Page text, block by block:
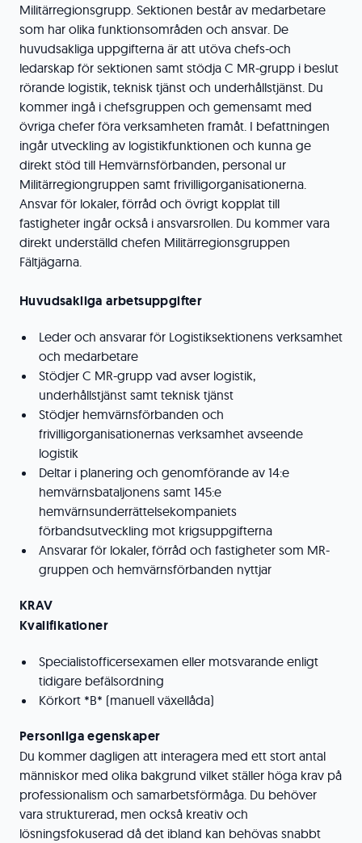
Militärregionsgrupp. Sektionen består av medarbetare
som har olika funktionsområden och ansvar. De
huvudsakliga uppgifterna är att utöva chefs-och
ledarskap för sektionen samt stödja C MR-grupp i beslut
rörande logistik, teknisk tjänst och underhållstjänst. Du
kommer ingå i chefsgruppen och gemensamt med
övriga chefer föra verksamheten framåt. I befattningen
ingår utveckling av logistikfunktionen och kunna ge
direkt stöd till Hemvärnsförbanden, personal ur
Militärregiongruppen samt frivilligorganisationerna.
Ansvar för lokaler, förråd och övrigt kopplat till
fastigheter ingår också i ansvarsrollen. Du kommer vara
direkt underställd chefen Militärregionsgruppen
Fältjägarna.
Huvudsakliga arbetsuppgifter
Leder och ansvarar för Logistiksektionens verksamhet
och medarbetare
Stödjer C MR-grupp vad avser logistik,
underhållstjänst samt teknisk tjänst
Stödjer hemvärnsförbanden och
frivilligorganisationernas verksamhet avseende
logistik
Deltar i planering och genomförande av 14:e
hemvärnsbataljonens samt 145:e
hemvärnsunderrättelsekompaniets
förbandsutveckling mot krigsuppgifterna
Ansvarar för lokaler, förråd och fastigheter som MR-
gruppen och hemvärnsförbanden nyttjar
KRAV
Kvalifikationer
Specialistofficersexamen eller motsvarande enligt
tidigare befälsordning
Körkort *B* (manuell växellåda)
Personliga egenskaper
Du kommer dagligen att interagera med ett stort antal
människor med olika bakgrund vilket ställer höga krav på
professionalism och samarbetsförmåga. Du behöver
vara strukturerad, men också kreativ och
lösningsfokuserad då det ibland kan behövas snabbt